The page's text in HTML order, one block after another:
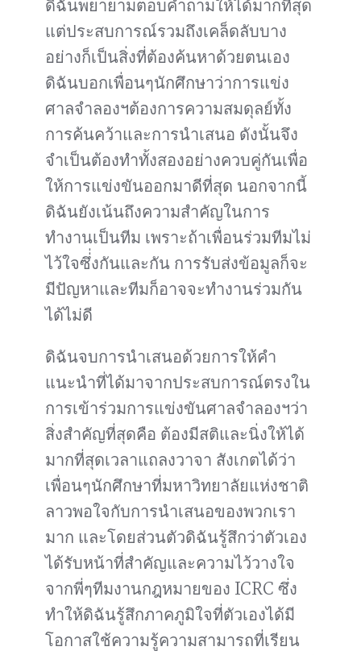
ดิฉันพยายามตอบคำถามให้ได้มากที่สุด
แต่ประสบการณ์รวมถึงเคล็ดลับบาง
อย่างก็เป็นสิ่งที่ต้องค้นหาด้วยตนเอง
ดิฉันบอกเพื่อนๆนักศึกษาว่าการแข่ง
ศาลจำลองฯต้องการความสมดุลย์ทั้ง
การค้นคว้าและการนำเสนอ ดังนั้นจึง
จำเป็นต้องทำทั้งสองอย่างควบคู่กันเพื่อ
ให้การแข่งขันออกมาดีที่สุด นอกจากนี้
ดิฉันยังเน้นถึงความสำคัญในการ
ทำงานเป็นทีม เพราะถ้าเพื่อนร่วมทีมไม่
ไว้ใจซึ่่งกันและกัน การรับส่งข้อมูลก็จะ
มีปัญหาและทีมก็อาจจะทำงานร่วมกัน
ได้ไม่ดี
ดิฉันจบการนำเสนอด้วยการให้คำ
แนะนำที่ได้มาจากประสบการณ์ตรงใน
การเข้าร่วมการแข่งขันศาลจำลองฯว่า
สิ่งสำคัญที่สุดคือ ต้องมีสติและนิ่งให้ได้
มากที่สุดเวลาแถลงวาจา สังเกตได้ว่า
เพื่อนๆนักศึกษาที่มหาวิทยาลัยแห่งชาติ
ลาวพอใจกับการนำเสนอของพวกเรา
มาก และโดยส่วนตัวดิฉันรู้สึกว่าตัวเอง
ได้รับหน้าที่สำคัญและความไว้วางใจ
จากพี่ๆทีมงานกฎหมายของ ICRC ซึ่ง
ทำให้ดิฉันรู้สึกภาคภูมิใจที่ตัวเองได้มี
โอกาสใช้ความรู้ความสามารถที่เรียน